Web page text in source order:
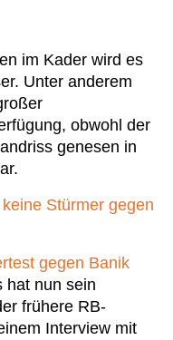
im Kader wird es
Unter anderem
obwohl der
genesen in
Stürmer gegen
gegen Banik
hat nun sein
frühere RB-
Interview mit